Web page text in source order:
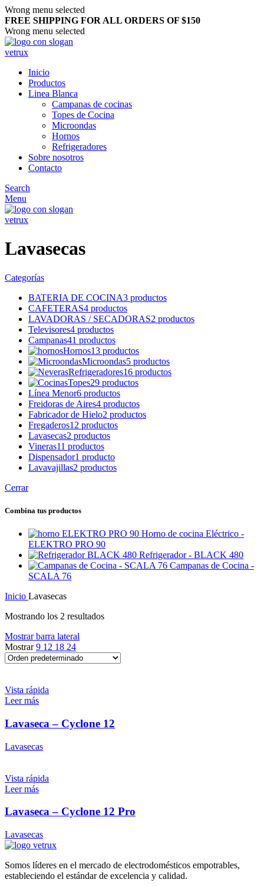
Wrong menu selected
FREE SHIPPING FOR ALL ORDERS OF $150
Wrong menu selected
Inicio
Productos
Linea Blanca
Campanas de cocinas
Topes de Cocina
Microondas
Hornos
Refrigeradores
Sobre nosotros
Contacto
Search
Menu
Lavasecas
Categorías
BATERIA DE COCINA3 productos
CAFETERAS4 productos
LAVADORAS / SECADORAS2 productos
Televisores4 productos
Campanas41 productos
Hornos13 productos
Microondas5 productos
Refrigeradores16 productos
Topes29 productos
Línea Menor6 productos
Freidoras de Aires4 productos
Fabricador de Hielo2 productos
Fregaderos12 productos
Lavasecas2 productos
Vineras11 productos
Dispensador1 producto
Lavavajillas2 productos
Cerrar
Combina tus productos
Horno de cocina Eléctrico -
ELEKTRO PRO 90
Refrigerador - BLACK 480
Campanas de Cocina -
SCALA 76
Inicio Lavasecas
Mostrando los 2 resultados
Mostrar barra lateral
Mostrar9 12 18 24
Vista rápida
Leer más
Lavaseca – Cyclone 12
Lavasecas
Vista rápida
Leer más
Lavaseca – Cyclone 12 Pro
Lavasecas
Somos líderes en el mercado de electrodomésticos empotrables,
estableciendo el estándar de excelencia y calidad.